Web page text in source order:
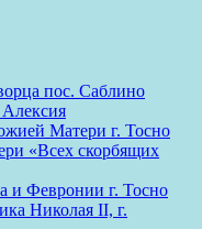
пос. Саблино
Матери г. Тосно
«Всех скорбящих
и Февронии г. Тосно
Николая II, г.